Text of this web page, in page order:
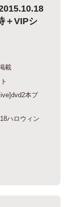
＋VIPシ
載
本プ
ハロウィン